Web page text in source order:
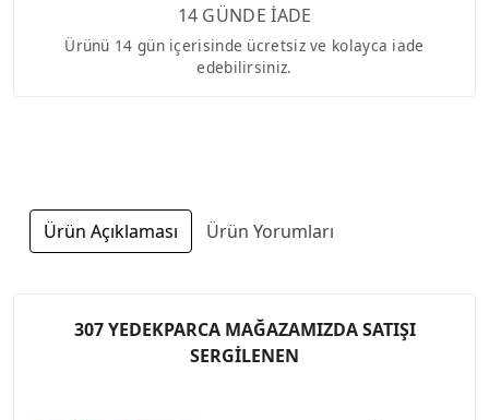
14 GÜNDE İADE
Ürünü 14 gün içerisinde ücretsiz ve kolayca iade
edebilirsiniz.
Ürün Açıklaması Ürün Yorumları
307 YEDEKPARCA MAĞAZAMIZDA SATIŞI
SERGİLENEN